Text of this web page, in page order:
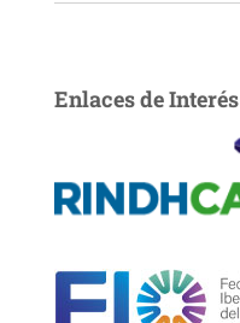
Enlaces de Interés